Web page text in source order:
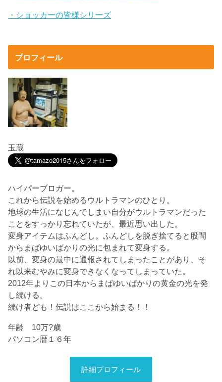
・ショッカーの皆様シリーズ
プロフィール
玉蔵
ハイパーブロガー。
これから伝説を始めるウルトラマンのひとり。
地球の生活になじんでしまい自分がウルトラマンだった
ことをすっかり忘れていたが、最近思い出した。
変身アイテムはふんどし。ふんどしを脱ぎ捨てると股間
からまばゆいばかりの光に包まれて変身する。
以前、変身の最中に通報されてしまったことがあり、そ
れ以来むやみに変身できなくなってしまっていた。
2012年よりこの日本からまばゆいばかりの黄金の光を発
し続ける。
続け者ども！伝説はここから始まる！！
年齢 10万?歳
パソコン暦１６年
詳細プロフィール